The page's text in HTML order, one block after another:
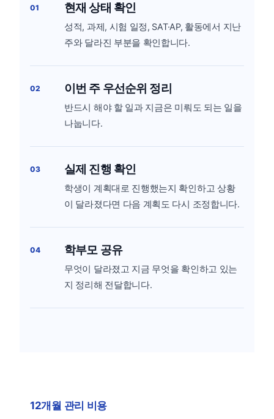
01 현재 상태 확인
성적, 과제, 시험 일정, SAT·AP, 활동에서 지난
주와 달라진 부분을 확인합니다.
02 이번 주 우선순위 정리
반드시 해야 할 일과 지금은 미뤄도 되는 일을
나눕니다.
03 실제 진행 확인
학생이 계획대로 진행했는지 확인하고 상황
이 달라졌다면 다음 계획도 다시 조정합니다.
04 학부모 공유
무엇이 달라졌고 지금 무엇을 확인하고 있는
지 정리해 전달합니다.
12개월 관리 비용